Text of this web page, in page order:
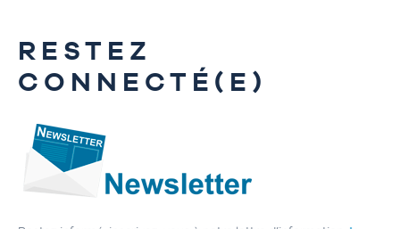
RESTEZ
CONNECTÉ(E)